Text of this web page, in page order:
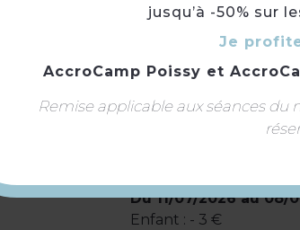
autrefois. Entre
du fleuve avant de
chacun fabrique et
Catégorie(s) : Visite
Du 11/07/2026 au 08/
Enfant : - 3 €
jusqu’à -50% sur
Je
AccroCamp Poissy et
Remise applicable aux séances du